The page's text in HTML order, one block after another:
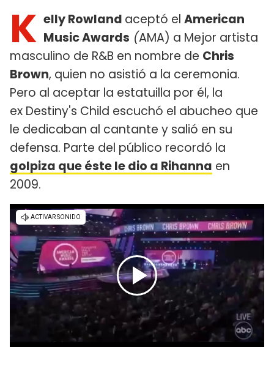
K elly Rowland aceptó el American
Music Awards (AMA) a Mejor artista
masculino de R&B en nombre de Chris
Brown, quien no asistió a la ceremonia.
Pero al aceptar la estatuilla por él, la
ex Destiny's Child escuchó el abucheo que
le dedicaban al cantante y salió en su
defensa. Parte del público recordó la
golpiza que éste le dio a Rihanna en
2009.